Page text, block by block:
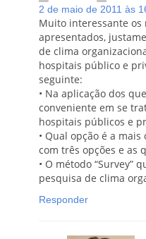
2 de maio de 2011 às
Muito interessante os
apresentados,
de clima
hospitais público e
seguinte:
• Na aplicação dos
conveniente em se
hospitais públicos e
• Qual opção é a
com três opções e as
• O método “Survey”
pesquisa de clima
Responder